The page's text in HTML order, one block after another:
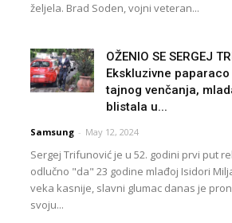
željela. Brad Soden, vojni veteran...
OŽENIO SE SERGEJ
Ekskluzivne paparaco
tajnog venčanja,
blistala u...
Samsung - May 12, 2024
Sergej Trifunović je u 52. godini prvi put
odlučno "da" 23 godine mlađoj Isidori
veka kasnije, slavni glumac danas je
svoju...